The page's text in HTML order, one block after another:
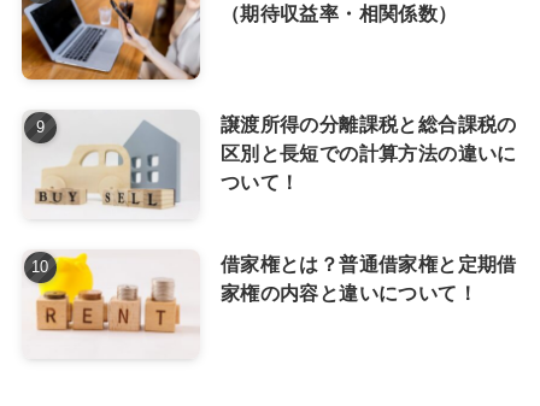
（期待収益率・相関係数）
譲渡所得の分離課税と総合課税の
区別と長短での計算方法の違いに
ついて！
借家権とは？普通借家権と定期借
家権の内容と違いについて！